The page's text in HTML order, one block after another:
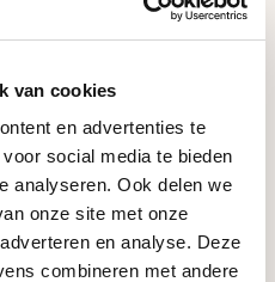
van cookies
en advertenties te
social media te bieden
analyseren. Ook delen we
onze site met onze
en analyse. Deze
combineren met andere
help you!